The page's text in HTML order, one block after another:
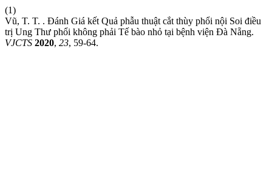
(1)
Vũ, T. T. . Đánh Giá kết Quả phẫu thuật cắt thùy phổi nội Soi điều
trị Ung Thư phổi không phải Tế bào nhỏ tại bệnh viện Đà Nẵng.
VJCTS 2020, 23, 59-64.